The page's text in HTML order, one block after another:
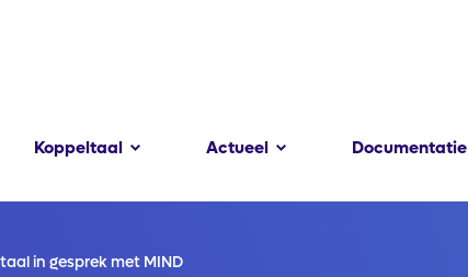
Koppeltaal Actueel Documentatie
in gesprek met MIND